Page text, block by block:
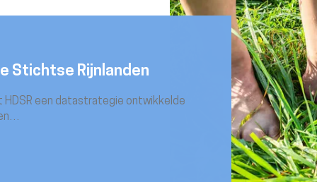
Stichtse Rijnlanden
HDSR een datastrategie ontwikkelde